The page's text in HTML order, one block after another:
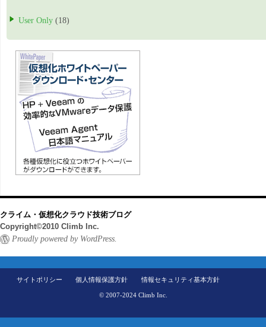
User Only (18)
クライム・仮想化クラウド技術ブログ
Copyright©2010 Climb Inc.
Proudly powered by WordPress.
サイトポリシー 個人情報保護方針 情報セキュリティ基本方針
© 2007-2024 Climb Inc.